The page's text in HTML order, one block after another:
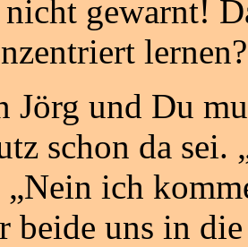
gewarnt!
lernen?
Jörg und Du
schon da sei.
ich
beide uns in